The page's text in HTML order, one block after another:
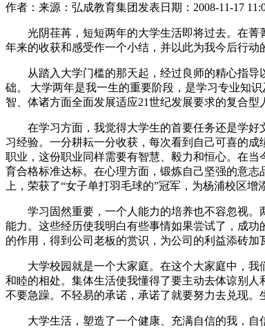
作者： 来源：弘成教育集团 发表日期：2008-11-17
光阴荏苒，短短两年的大学生活即将过去。在菁
年来的收获和感受作一个小结，并以此为我今后行动
从踏入大学门槛的那天起，经过良师的精心指导
础。 大学两年是我一生的重要阶段，是学习专业知
智、体诸方面全面发展适应21世纪发展要求的复合
在学习方面，我觉得大学生的首要任务还是学好
习经验。一分耕耘一分收获，每次看到自己可喜的
职业，这份职业同样需要有智慧、毅力和恒心。在
育合格标准达标。在心理方面，锻炼自己坚强的意
上，荣获了“女子单打羽毛球的”冠军，为杨浦校区增
学习固然重要，一个人能力的培养也不容忽视。
能力。这些经历使我明白有些事情如果尝试了，成
的作用，得到公司老板的赏识，为公司的利益添砖加
大学校园就是一个大家庭。在这个大家庭中，我
和睦的相处。集体生活使我懂得了要主动去体谅别
不要急躁。不轻易的承诺，承诺了就要努力去兑
大学生活，塑造了一个健康、充满自信的我，自